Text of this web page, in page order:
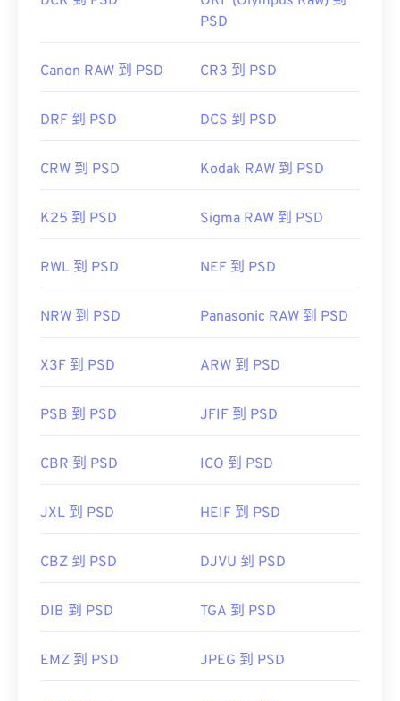
PSD
Canon RAW 到 PSD CR3 到 PSD
DRF 到 PSD DCS 到 PSD
CRW 到 PSD Kodak RAW 到 PSD
K25 到 PSD Sigma RAW 到 PSD
RWL 到 PSD NEF 到 PSD
NRW 到 PSD Panasonic RAW 到 PSD
X3F 到 PSD ARW 到 PSD
PSB 到 PSD JFIF 到 PSD
CBR 到 PSD ICO 到 PSD
JXL 到 PSD HEIF 到 PSD
CBZ 到 PSD DJVU 到 PSD
DIB 到 PSD TGA 到 PSD
EMZ 到 PSD JPEG 到 PSD